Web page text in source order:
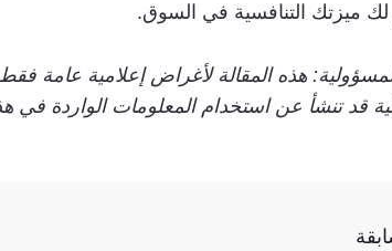
ميزتك التنافسية في السوق.
هذه المقالة لأغراض إعلامية
قد تنشأ عن استخدام المعلومات الواردة في